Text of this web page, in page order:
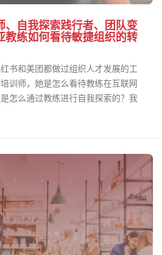
、自我探索践行者、团队变
教练如何看待敏捷组织的转
书和美团都做过组织人才发展的工
训师，她是怎么看待教练在互联网
怎么通过教练进行自我探索的？我